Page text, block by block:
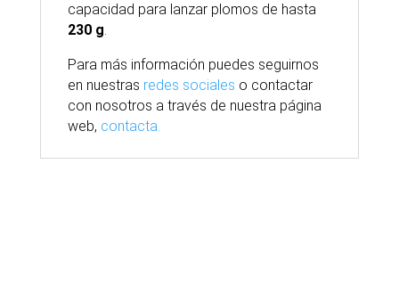
capacidad para lanzar plomos de hasta
230 g.
Para más información puedes seguirnos
en nuestras redes sociales o contactar
con nosotros a través de nuestra página
web, contacta.